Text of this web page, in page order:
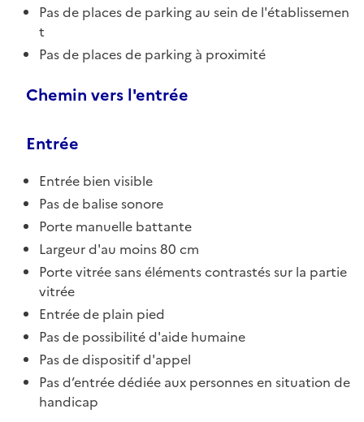
Pas de places de parking au sein de l'établissemen
t
Pas de places de parking à proximité
Chemin vers l'entrée
Entrée
Entrée bien visible
Pas de balise sonore
Porte manuelle battante
Largeur d'au moins 80 cm
Porte vitrée sans éléments contrastés sur la partie
vitrée
Entrée de plain pied
Pas de possibilité d'aide humaine
Pas de dispositif d'appel
Pas d’entrée dédiée aux personnes en situation de
handicap